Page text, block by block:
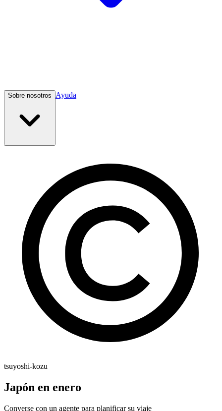
Sobre nosotros Ayuda
tsuyoshi-kozu
Japón en enero
Converse con un agente para planificar su viaje